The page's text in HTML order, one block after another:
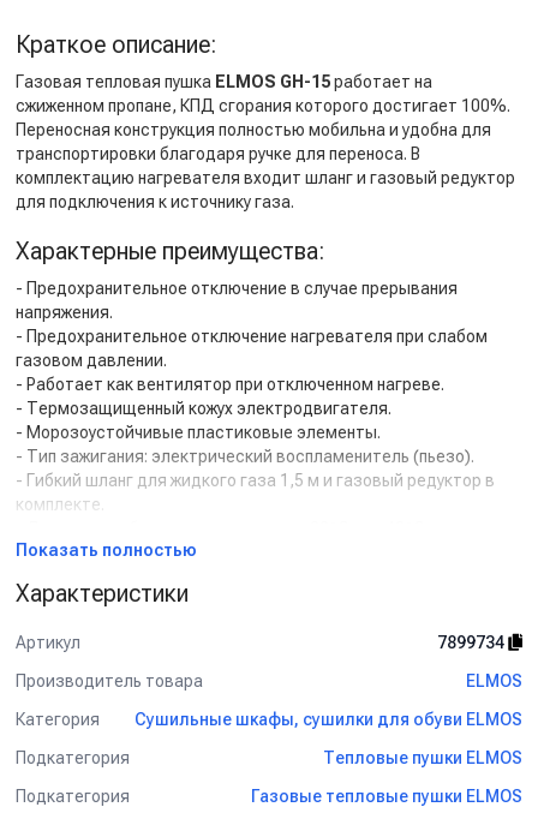
Краткое описание:
Газовая тепловая пушка ELMOS GH-15работает на
сжиженном пропане, КПД сгорания которого достигает 100%.
Переносная конструкция полностью мобильна и удобна для
транспортировки благодаря ручке для переноса. В
комплектацию нагревателя входит шланг и газовый редуктор
для подключения к источнику газа.
Характерные преимущества:
- Предохранительное отключение в случае прерывания
напряжения.
- Предохранительное отключение нагревателя при слабом
газовом давлении.
- Работает как вентилятор при отключенном нагреве.
- Термозащищенный кожух электродвигателя.
- Морозоустойчивые пластиковые элементы.
- Тип зажигания: электрический воспламенитель (пьезо).
- Гибкий шланг для жидкого газа 1,5 м и газовый редуктор в
комплекте.
- Произведено в Италии.
Применение:
Тепловая пушка данного типа предназначена для нагревания
проветриваемых помещениях. Не допускается использование
нагревателя в жилых помещениях и публичных местах.
Показать полностью
Характеристики
Артикул
7899734
Производитель товара
ELMOS
Категория
Сушильные шкафы, сушилки для обуви ELMOS
Подкатегория
Тепловые пушки ELMOS
Подкатегория
Газовые тепловые пушки ELMOS